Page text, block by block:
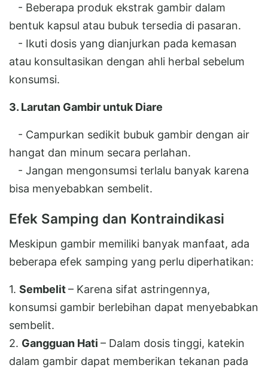
- Beberapa produk ekstrak gambir dalam
bentuk kapsul atau bubuk tersedia di pasaran.
- Ikuti dosis yang dianjurkan pada kemasan
atau konsultasikan dengan ahli herbal sebelum
konsumsi.
3. Larutan Gambir untuk Diare
- Campurkan sedikit bubuk gambir dengan air
hangat dan minum secara perlahan.
- Jangan mengonsumsi terlalu banyak karena
bisa menyebabkan sembelit.
Efek Samping dan Kontraindikasi
Meskipun gambir memiliki banyak manfaat, ada
beberapa efek samping yang perlu diperhatikan:
1. Sembelit– Karena sifat astringennya,
konsumsi gambir berlebihan dapat menyebabkan
sembelit.
2. Gangguan Hati – Dalam dosis tinggi, katekin
dalam gambir dapat memberikan tekanan pada